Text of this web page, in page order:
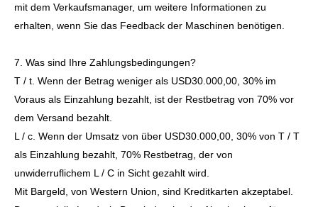
mit dem Verkaufsmanager, um weitere Informationen zu
erhalten, wenn Sie das Feedback der Maschinen benötigen.
7. Was sind Ihre Zahlungsbedingungen?
T / t. Wenn der Betrag weniger als USD30.000,00, 30% im
Voraus als Einzahlung bezahlt, ist der Restbetrag von 70% vor
dem Versand bezahlt.
L / c. Wenn der Umsatz von über USD30.000,00, 30% von T / T
als Einzahlung bezahlt, 70% Restbetrag, der von
unwiderruflichem L / C in Sicht gezahlt wird.
Mit Bargeld, von Western Union, sind Kreditkarten akzeptabel.